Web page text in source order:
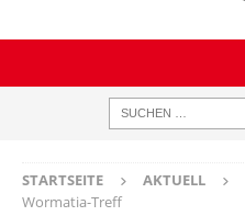
STARTSEITE AKTUELL
Wormatia-Treff